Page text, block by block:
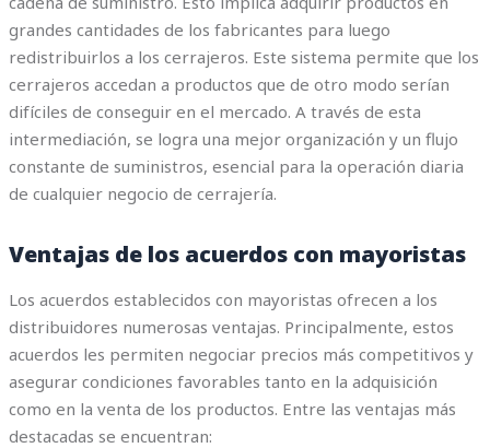
grandes cantidades de los fabricantes para luego
redistribuirlos a los cerrajeros. Este sistema permite que los
cerrajeros accedan a productos que de otro modo serían
difíciles de conseguir en el mercado. A través de esta
intermediación, se logra una mejor organización y un flujo
constante de suministros, esencial para la operación diaria
de cualquier negocio de cerrajería.
Ventajas de los acuerdos con mayoristas
Los acuerdos establecidos con mayoristas ofrecen a los
distribuidores numerosas ventajas. Principalmente, estos
acuerdos les permiten negociar precios más competitivos y
asegurar condiciones favorables tanto en la adquisición
como en la venta de los productos. Entre las ventajas más
destacadas se encuentran: